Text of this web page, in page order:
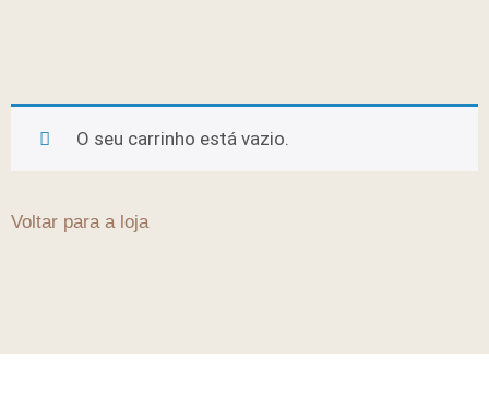
O seu carrinho está vazio.
Voltar para a loja